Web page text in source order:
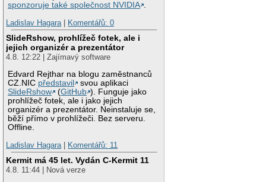
sponzoruje také společnost NVIDIA .
Ladislav Hagara | Komentářů: 0
SlideRshow, prohlížeč fotek, ale i
jejich organizér a prezentátor
4.8. 12:22 | Zajímavý software
Edvard Rejthar na blogu zaměstnanců
CZ.NIC představil
svou aplikaci
SlideRshow
(GitHub ). Funguje jako
prohlížeč fotek, ale i jako jejich
organizér a prezentátor. Neinstaluje se,
běží přímo v prohlížeči. Bez serveru.
Offline.
Ladislav Hagara | Komentářů: 11
Kermit má 45 let. Vydán C-Kermit 11
4.8. 11:44 | Nová verze